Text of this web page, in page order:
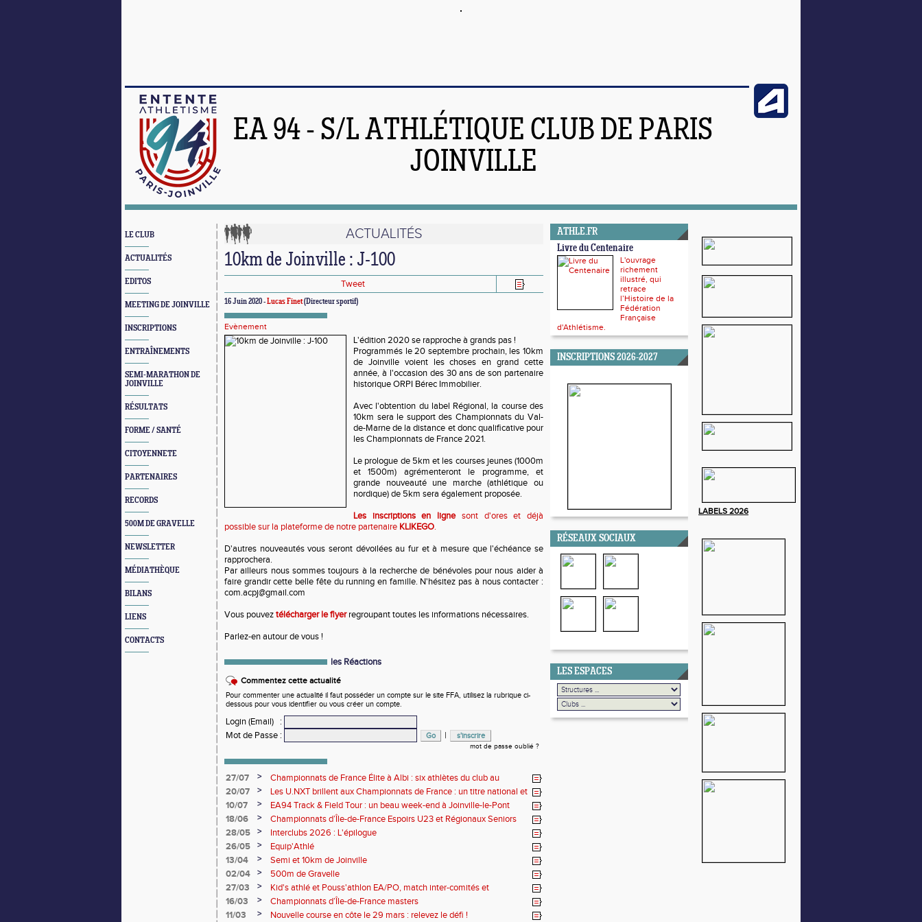
EA 94 - S/L ATHLÉTIQUE CLUB DE PARIS
JOINVILLE
LE CLUB
ACTUALITÉS
EDITOS
MEETING DE JOINVILLE
INSCRIPTIONS
ENTRAÎNEMENTS
SEMI-MARATHON DE
JOINVILLE
RÉSULTATS
FORME / SANTÉ
CITOYENNETE
PARTENAIRES
RECORDS
500M DE GRAVELLE
NEWSLETTER
MÉDIATHÈQUE
BILANS
LIENS
CONTACTS
ACTUALITÉS
10km de Joinville : J-100
Tweet
16 Juin 2020 -Lucas Finet(Directeur sportif)
Evènement
L'édition 2020 se rapproche à grands pas !
Programmés le 20 septembre prochain, les 10km
de Joinville voient les choses en grand cette
année, à l'occasion des 30 ans de son partenaire
historique ORPI Bérec Immobilier.
Avec l'obtention du label Régional, la course des
10km sera le support des Championnats du Val-
de-Marne de la distance et donc qualificative pour
les Championnats de France 2021.
Le prologue de 5km et les courses jeunes (1000m
et 1500m) agrémenteront le programme, et
grande nouveauté une marche (athlétique ou
nordique) de 5km sera également proposée.
Les inscriptions en lignesont d'ores et déjà
possible sur la plateforme de notre partenaire KLIKEGO.
D'autres nouveautés vous seront dévoilées au fur et à mesure que l'échéance se
rapprochera.
Par ailleurs nous sommes toujours à la recherche de bénévoles pour nous aider à
faire grandir cette belle fête du running en famille. N'hésitez pas à nous contacter :
com.acpj@gmail.com
Vous pouveztélécharger le flyerregroupant toutes les informations nécessaires.
Parlez-en autour de vous !
les Réactions
Commentez cette actualité
Pour commenter une actualité il faut posséder un compte sur le site FFA, utilisez la rubrique ci-
dessous pour vous identifier ou vous créer un compte.
Login (Email)
:
Mot de Passe : |
mot de passe oublié ?
27/07 >
Championnats de France Élite à Albi : six athlètes du club au
rendez-vous de l'élite nationale
20/07 >
Les U.NXT brillent aux Championnats de France : un titre national et
une pluie de performances
10/07 >
EA94 Track & Field Tour : un beau week-end à Joinville-le-Pont
18/06
>
Championnats d’Île-de-France Espoirs U23 et Régionaux Seniors
28/05
>
Interclubs 2026 : L'épilogue
26/05
>
Equip'Athlé
13/04
>
Semi et 10km de Joinville
02/04
>
500m de Gravelle
27/03
>
Kid's athlé et Pouss'athlon EA/PO, match inter-comités et
championnat LIFA épreuves combinées BE/MI
16/03 >
Championnats d’Île-de-France masters
11/03
> Nouvelle course en côte le 29 mars : relevez le défi !
ATHLE.FR
Livre du Centenaire
L'ouvrage
richement
illustré, qui
retrace
l’Histoire de la
Fédération
Française
d'Athlétisme.
INSCRIPTIONS 2026-2027
RÉSEAUX SOCIAUX
LES ESPACES
LABELS 2026